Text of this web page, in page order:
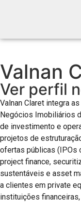
Valnan
Ver perfil
Valnan Claret integra
Negócios Imobiliários
de investimento e
projetos de
ofertas públicas (IPOs
project finance,
sustentáveis e asset
a clientes em private
instituições